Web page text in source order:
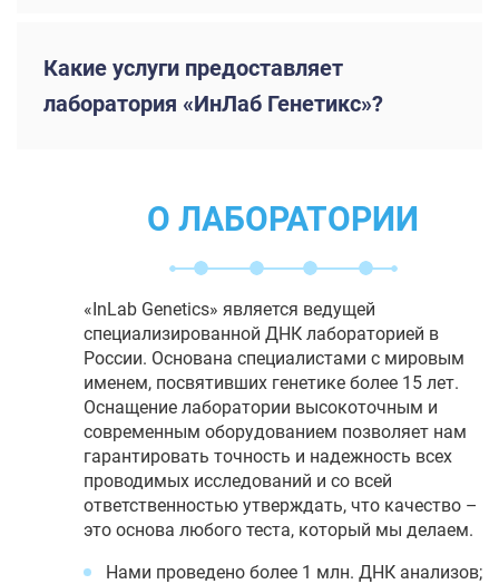
Какие услуги предоставляет
лаборатория «ИнЛаб Генетикс»?
О ЛАБОРАТОРИИ
«InLab Genetics» является ведущей
специализированной ДНК лабораторией в
России. Основана специалистами с мировым
именем, посвятивших генетике более 15 лет.
Оснащение лаборатории высокоточным и
современным оборудованием позволяет нам
гарантировать точность и надежность всех
проводимых исследований и со всей
ответственностью утверждать, что качество –
это основа любого теста, который мы делаем.
Нами проведено более 1 млн. ДНК анализов;